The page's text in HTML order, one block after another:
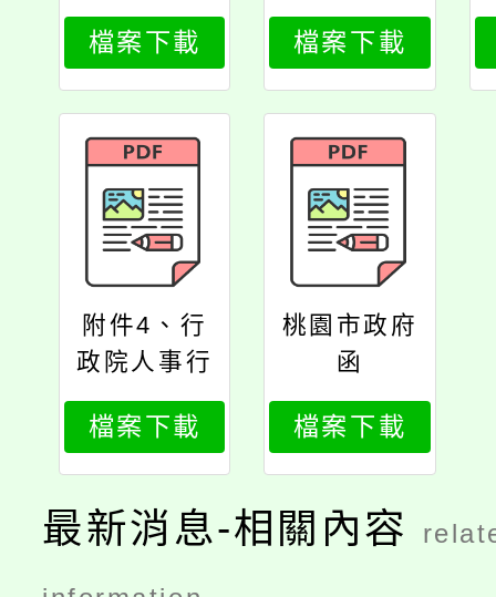
院令
檔案下載
二日實施辦
法
檔案下載
附件4、行
政院人事行
政總處函
檔案下載
桃園市政府
函
檔案下載
最新消息-相關內容